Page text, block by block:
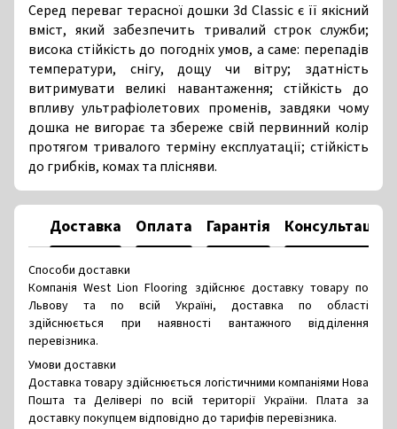
Серед переваг терасної дошки 3d Classic є її якісний
вміст, який забезпечить тривалий строк служби;
висока стійкість до погодніх умов, а саме: перепадів
температури, снігу, дощу чи вітру; здатність
витримувати великі навантаження; стійкість до
впливу ультрафіолетових променів, завдяки чому
дошка не вигорає та збереже свій первинний колір
протягом тривалого терміну експлуатації; стійкість
до грибків, комах та плісняви.
Доставка Оплата Гарантія Консультація
Способи доставки
Компанія West Lion Flooring здійснює доставку товару по
Львову та по всій Україні, доставка по області
здійснюється при наявності вантажного відділення
перевізника.
Умови доставки
Доставка товару здійснюється логістичними компаніями Нова
Пошта та Делівері по всій території України. Плата за
доставку покупцем відповідно до тарифів перевізника.